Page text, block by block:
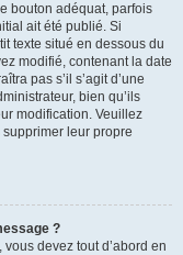
bouton adéquat, parfois
ait été publié. Si
texte situé en dessous du
modifié, contenant la date
pas s’il s’agit d’une
bien qu’ils
modification. Veuillez
leur propre
?
devez tout d’abord en